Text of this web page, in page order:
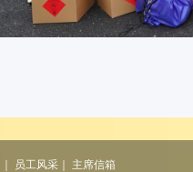
员工风采 主席信箱